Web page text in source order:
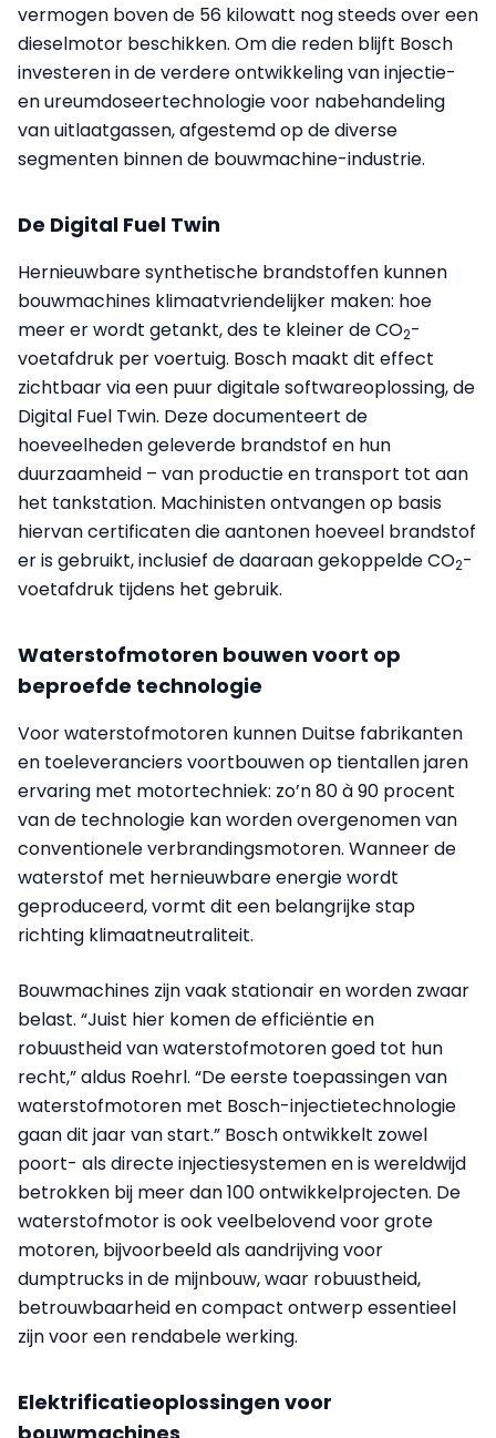
vermogen boven de 56 kilowatt nog steeds over een
dieselmotor beschikken. Om die reden blijft Bosch
investeren in de verdere ontwikkeling van injectie-
en ureumdoseertechnologie voor nabehandeling
van uitlaatgassen, afgestemd op de diverse
segmenten binnen de bouwmachine-industrie.
De Digital Fuel Twin
Hernieuwbare synthetische brandstoffen kunnen
bouwmachines klimaatvriendelijker maken: hoe
meer er wordt getankt, des te kleiner de CO2-
voetafdruk per voertuig. Bosch maakt dit effect
zichtbaar via een puur digitale softwareoplossing, de
Digital Fuel Twin. Deze documenteert de
hoeveelheden geleverde brandstof en hun
duurzaamheid – van productie en transport tot aan
het tankstation. Machinisten ontvangen op basis
hiervan certificaten die aantonen hoeveel brandstof
er is gebruikt, inclusief de daaraan gekoppelde CO2-
voetafdruk tijdens het gebruik.
Waterstofmotoren bouwen voort op
beproefde technologie
Voor waterstofmotoren kunnen Duitse fabrikanten
en toeleveranciers voortbouwen op tientallen jaren
ervaring met motortechniek: zo’n 80 à 90 procent
van de technologie kan worden overgenomen van
conventionele verbrandingsmotoren. Wanneer de
waterstof met hernieuwbare energie wordt
geproduceerd, vormt dit een belangrijke stap
richting klimaatneutraliteit.
Bouwmachines zijn vaak stationair en worden zwaar
belast. “Juist hier komen de efficiëntie en
robuustheid van waterstofmotoren goed tot hun
recht,” aldus Roehrl. “De eerste toepassingen van
waterstofmotoren met Bosch-injectietechnologie
gaan dit jaar van start.” Bosch ontwikkelt zowel
poort- als directe injectiesystemen en is wereldwijd
betrokken bij meer dan 100 ontwikkelprojecten. De
waterstofmotor is ook veelbelovend voor grote
motoren, bijvoorbeeld als aandrijving voor
dumptrucks in de mijnbouw, waar robuustheid,
betrouwbaarheid en compact ontwerp essentieel
zijn voor een rendabele werking.
Elektrificatieoplossingen voor